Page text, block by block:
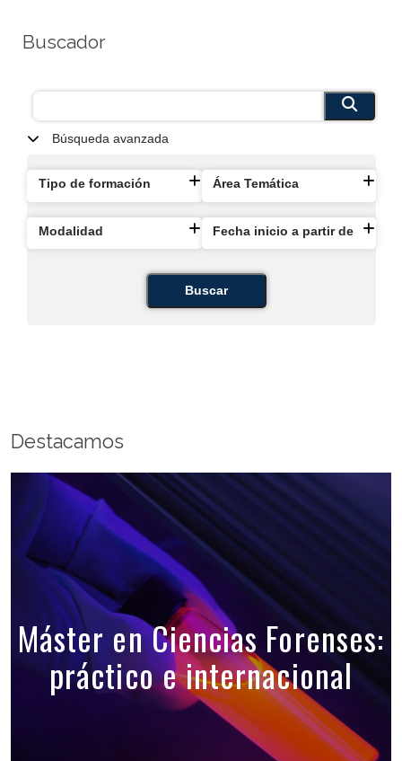
Buscador
Búsqueda avanzada
Tipo de formación Área Temática
Modalidad Fecha inicio a partir de
Buscar
Destacamos
Máster en Ciencias Forenses:
práctico e internacional